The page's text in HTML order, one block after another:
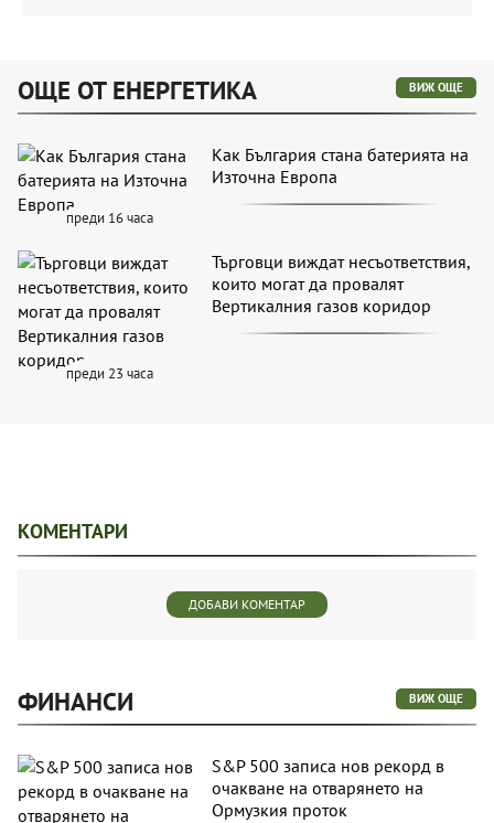
ОЩЕ ОТ ЕНЕРГЕТИКА ВИЖ ОЩЕ
преди 16 часа
Как България стана батерията на
Източна Европа
преди 23 часа
Търговци виждат несъответствия,
които могат да провалят
Вертикалния газов коридор
КОМЕНТАРИ
ДОБАВИ КОМЕНТАР
ФИНАНСИ ВИЖ ОЩЕ
S&P 500 записа нов рекорд в
очакване на отварянето на
Ормузкия проток